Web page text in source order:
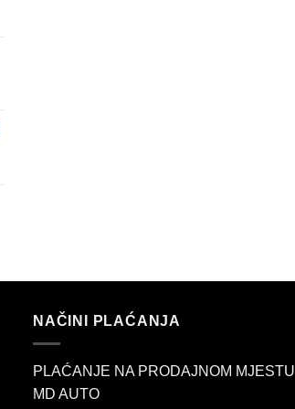
NAČINI PLAĆANJA
PLAĆANJE NA PRODAJNOM MJESTU
MD AUTO